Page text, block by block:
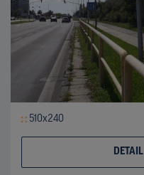
510x240
DETAIL